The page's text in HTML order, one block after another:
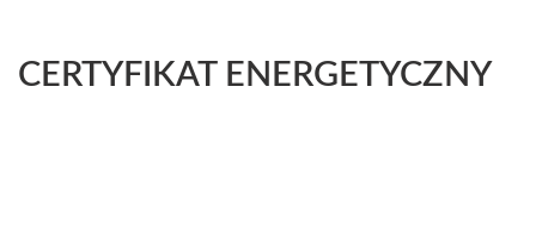
CERTYFIKAT ENERGETYCZNY